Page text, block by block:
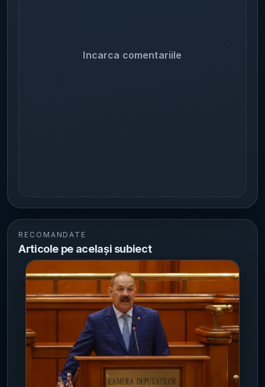
Incarca comentariile
RECOMANDATE
Articole pe același subiect